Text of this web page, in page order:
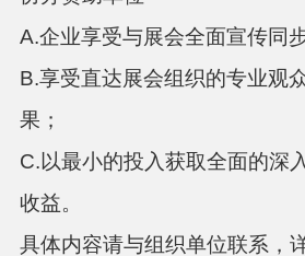
A.企业享受与展会全面宣传同
B.享受直达展会组织的专业观
果；
C.以最小的投入获取全面的深
收益。
具体内容请与组织单位联系，